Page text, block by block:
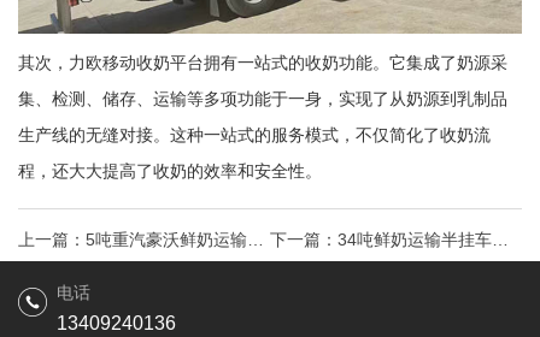
其次，力欧移动收奶平台拥有一站式的收奶功能。它集成了奶源采
集、检测、储存、运输等多项功能于一身，实现了从奶源到乳制品
生产线的无缝对接。这种一站式的服务模式，不仅简化了收奶流
程，还大大提高了收奶的效率和安全性。
上一篇： 5吨重汽豪沃鲜奶运输车 下一篇： 34吨鲜奶运输半挂车发
电话
13409240136